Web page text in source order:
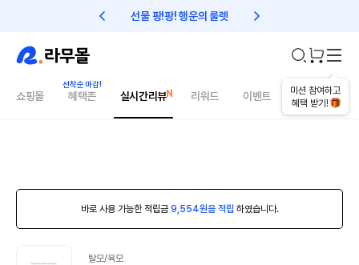
선물 팡!팡! 행운의 룰렛 친구초대 1만원 리워드!
미션 참여하고
혜택 받기!
쇼핑몰 혜택존 실시간리뷰 리워드 이벤트 건강매거진
바로 사용 가능한 적립금 9,554원을 적립 하였습니다.
탈모/육모